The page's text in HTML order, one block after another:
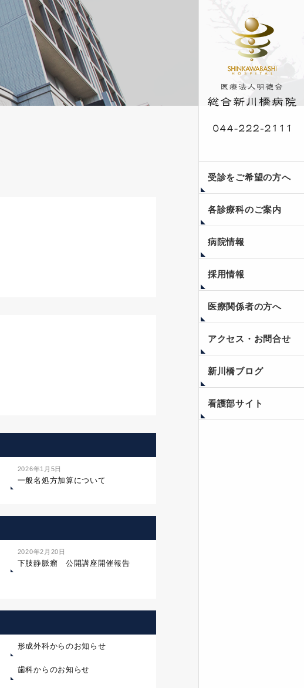
受診をご希望の方へ
各診療科のご案内
病院情報
採用情報
医療関係者の方へ
アクセス・お問合せ
新川橋ブログ
看護部サイト
2026年1月5日
一般名処方加算について
2020年2月20日
下肢静脈瘤 公開講座開催報告
形成外科からのお知らせ
歯科からのお知らせ